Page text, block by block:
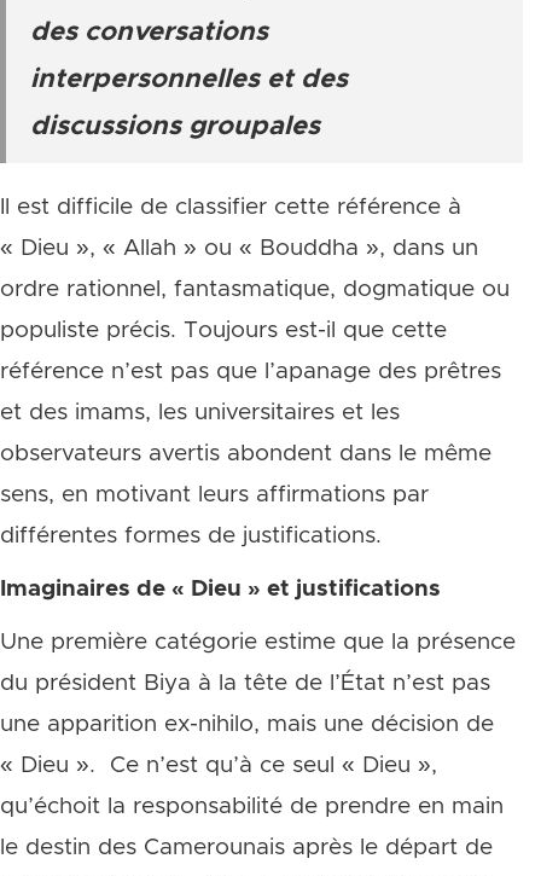
des conversations
interpersonnelles et des
discussions groupales
Il est difficile de classifier cette référence à
« Dieu », « Allah » ou « Bouddha », dans un
ordre rationnel, fantasmatique, dogmatique ou
populiste précis. Toujours est-il que cette
référence n’est pas que l’apanage des prêtres
et des imams, les universitaires et les
observateurs avertis abondent dans le même
sens, en motivant leurs affirmations par
différentes formes de justifications.
Imaginaires de « Dieu » et justifications
Une première catégorie estime que la présence
du président Biya à la tête de l’État n’est pas
une apparition ex-nihilo, mais une décision de
« Dieu ». Ce n’est qu’à ce seul « Dieu »,
qu’échoit la responsabilité de prendre en main
le destin des Camerounais après le départ de